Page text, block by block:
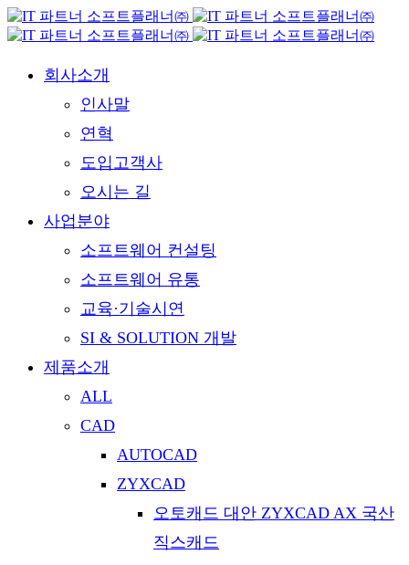
회사소개
인사말
연혁
도입고객사
오시는 길
사업분야
소프트웨어 컨설팅
소프트웨어 유통
교육·기술시연
SI & SOLUTION 개발
제품소개
ALL
CAD
AUTOCAD
ZYXCAD
오토캐드 대안 ZYXCAD AX 국산
직스캐드